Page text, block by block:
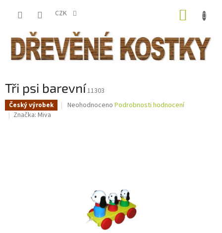
CZK
Tři psi barevní11303
Český výrobek
Průměrné
Neohodnoceno Podrobnosti hodnocení
Značka: Miva